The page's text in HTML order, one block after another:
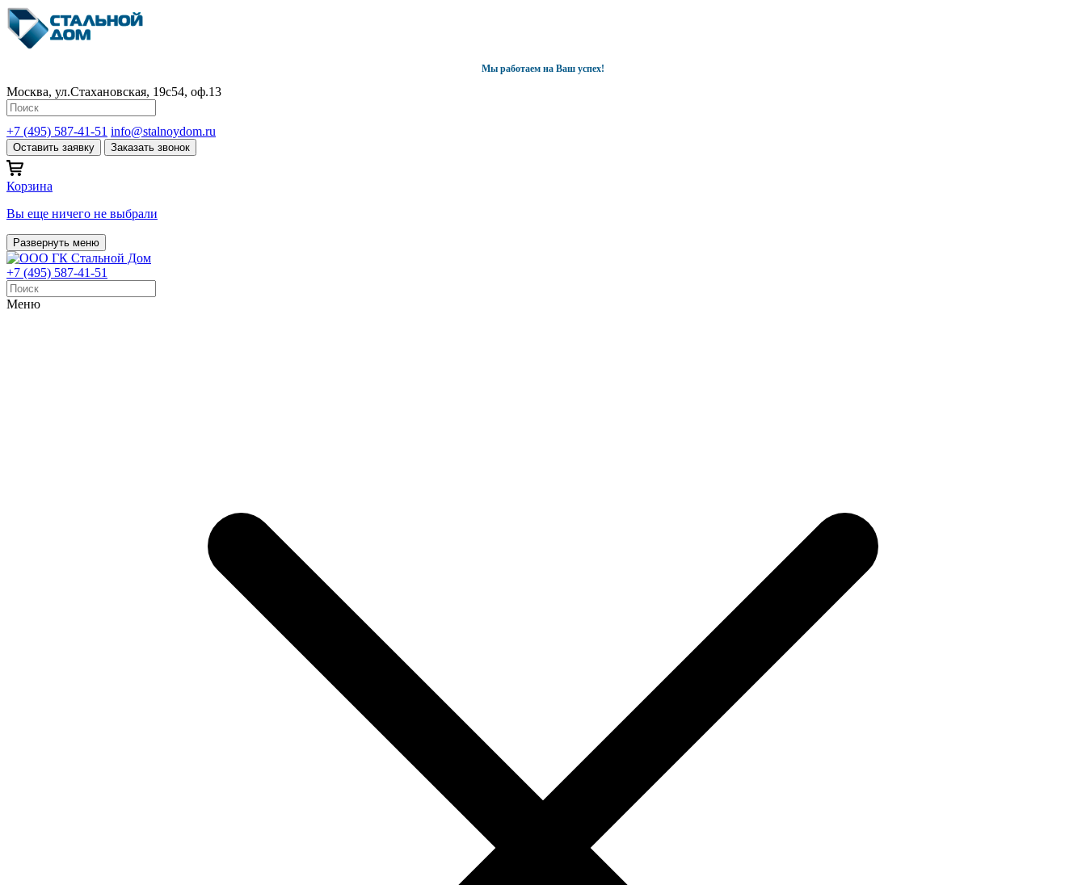
Мы работаем на Ваш успех!
Москва, ул.Стахановская, 19с54, оф.13
+7 (495) 587-41-51 info@stalnoydom.ru
Оставить заявку Заказать звонок
Корзина
Вы еще ничего не выбрали
Развернуть меню
+7 (495) 587-41-51
Меню